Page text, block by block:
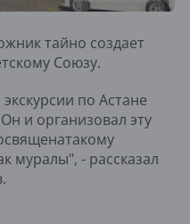
тайно создает
Союзу.
по Астане
и организовал эту
муралы", - рассказал